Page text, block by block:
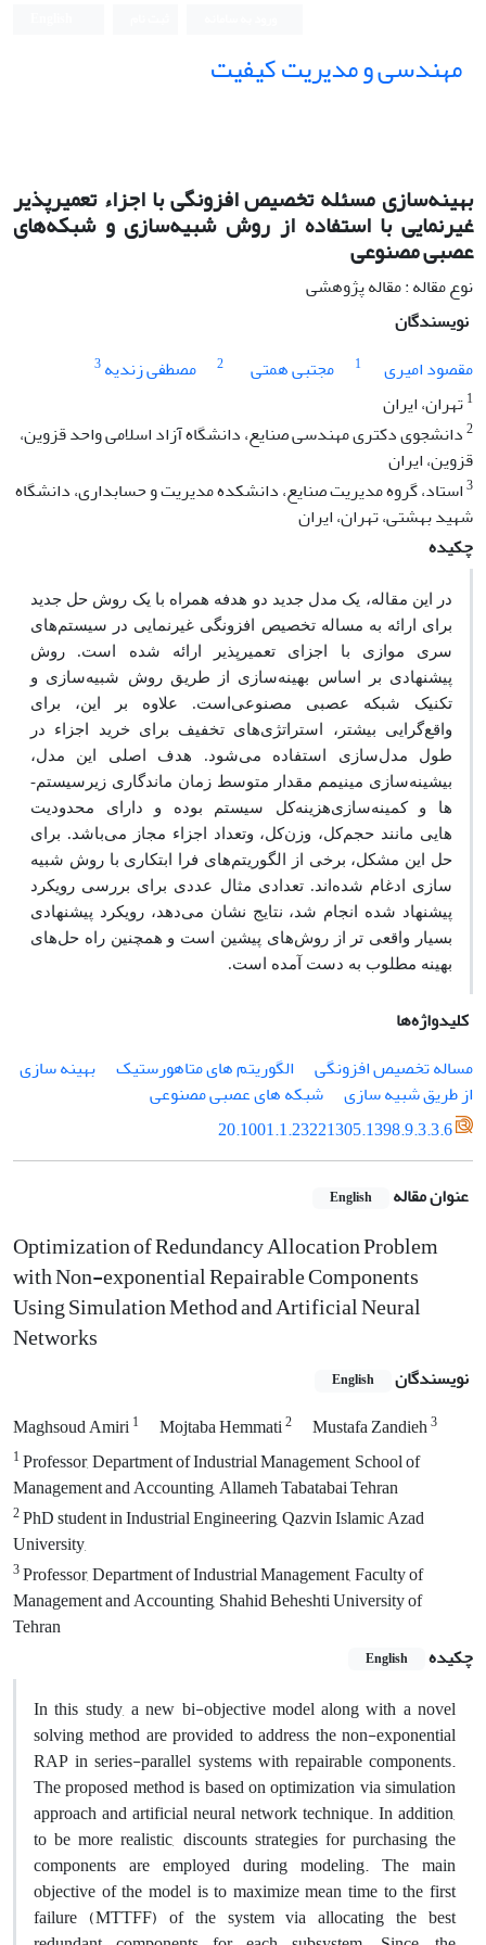
مهندسی و مدیریت کیفیت
بهینه‌سازی مسئله تخصیص افزونگی با اجزاء تعمیرپذیر
غیرنمایی با استفاده از روش شبیه‌سازی و شبکه‌های
عصبی مصنوعی
نوع مقاله : مقاله پژوهشی
نویسندگان
مقصود امیری
1 مجتبی همتی 2 مصطفی زندیه3
1تهران، ایران
2دانشجوی دکتری مهندسی صنایع، دانشگاه آزاد اسلامی واحد قزوین،
قزوین، ایران
3استاد، گروه مدیریت صنایع، دانشکده مدیریت و حسابداری، دانشگاه
شهید بهشتی، تهران، ایران
چکیده
در این مقاله، یک مدل جدید دو هدفه همراه با یک روش حل جدید
برای ارائه به مساله تخصیص افزونگی غیرنمایی در سیستمهای
سری موازی با اجزای تعمیرپذیر ارائه شده است. روش
پیشنهادی بر اساس بهینه‌سازی از طریق روش شبیه‌سازی و
تکنیک شبکه عصبی مصنوعی است. علاوه بر این، برای
واقع‌گرایی بیشتر، استراتژی­‌های تخفیف برای خرید اجزاء در
طول مدل‌سازی استفاده می­‌شود. هدف اصلی این مدل،
بیشینهسازی مینیمم مقدار متوسط زمان ماندگاری زیرسیستم‌­
ها و کمینهسازیهزینهکل سیستم بوده و دارای محدودیت­‌
هایی مانند حجمکل، وزنکل، وتعداد اجزاء مجاز می‌­باشد. برای
حل این مشکل، برخی از الگوریتم‌­های فرا ابتکاری با روش شبیه­‌
سازی ادغام شده‌اند. تعدادی مثال عددی برای بررسی رویکرد
پیشنهاد شده انجام شد، نتایج نشان می­‌دهد، رویکرد پیشنهادی
بسیار واقعی تر از روش‌های پیشین است و همچنین راه حل‌های
بهینه مطلوب به دست آمده است.
کلیدواژه‌ها
مساله تخصیص افزونگی
الگوریتم های متاهورستیک
بهینه سازی
از طریق شبیه سازی
شبکه های عصبی مصنوعی
20.1001.1.23221305.1398.9.3.3.6
عنوان مقاله English
Optimization of Redundancy Allocation Problem
with Non-exponential Repairable Components
Using Simulation Method and Artificial Neural
Networks
نویسندگان English
Maghsoud Amiri1 Mojtaba Hemmati2 Mustafa Zandieh3
1Professor, Department of Industrial Management, School of
Management and Accounting, Allameh Tabatabai Tehran
2PhD student in Industrial Engineering, Qazvin Islamic Azad
University,
3Professor, Department of Industrial Management, Faculty of
Management and Accounting, Shahid Beheshti University of
Tehran
چکیده
English
In this study, a new bi-objective model along with a novel
solving method are provided to address the non-exponential
RAP in series-parallel systems with repairable components.
The proposed method is based on optimization via simulation
approach and artificial neural network technique. In addition,
to be more realistic, discounts strategies for purchasing the
components are employed during modeling. The main
objective of the model is to maximize mean time to the first
failure (MTTFF) of the system via allocating the best